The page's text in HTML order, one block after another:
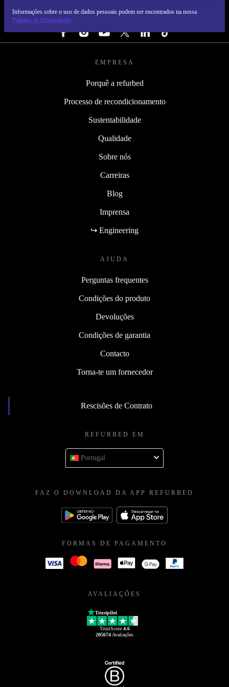
Informações sobre o uso de dados pessoais podem ser encontrados na nossa
Política de Privacidade
SEGUE-NOS
EMPRESA
Porquê a refurbed
Processo de recondicionamento
Sustentabilidade
Qualidade
Sobre nós
Carreiras
Blog
Imprensa
↪ Engineering
AJUDA
Perguntas frequentes
Condições do produto
Devoluções
Condições de garantia
Contacto
Torna-te um fornecedor
Rescisões de Contrato
REFURBED EM
Portugal
FAZ O DOWNLOAD DA APP REFURBED
FORMAS DE PAGAMENTO
AVALIAÇÕES
Trustpilot
TrustScore 4.6
205674 Avaliações